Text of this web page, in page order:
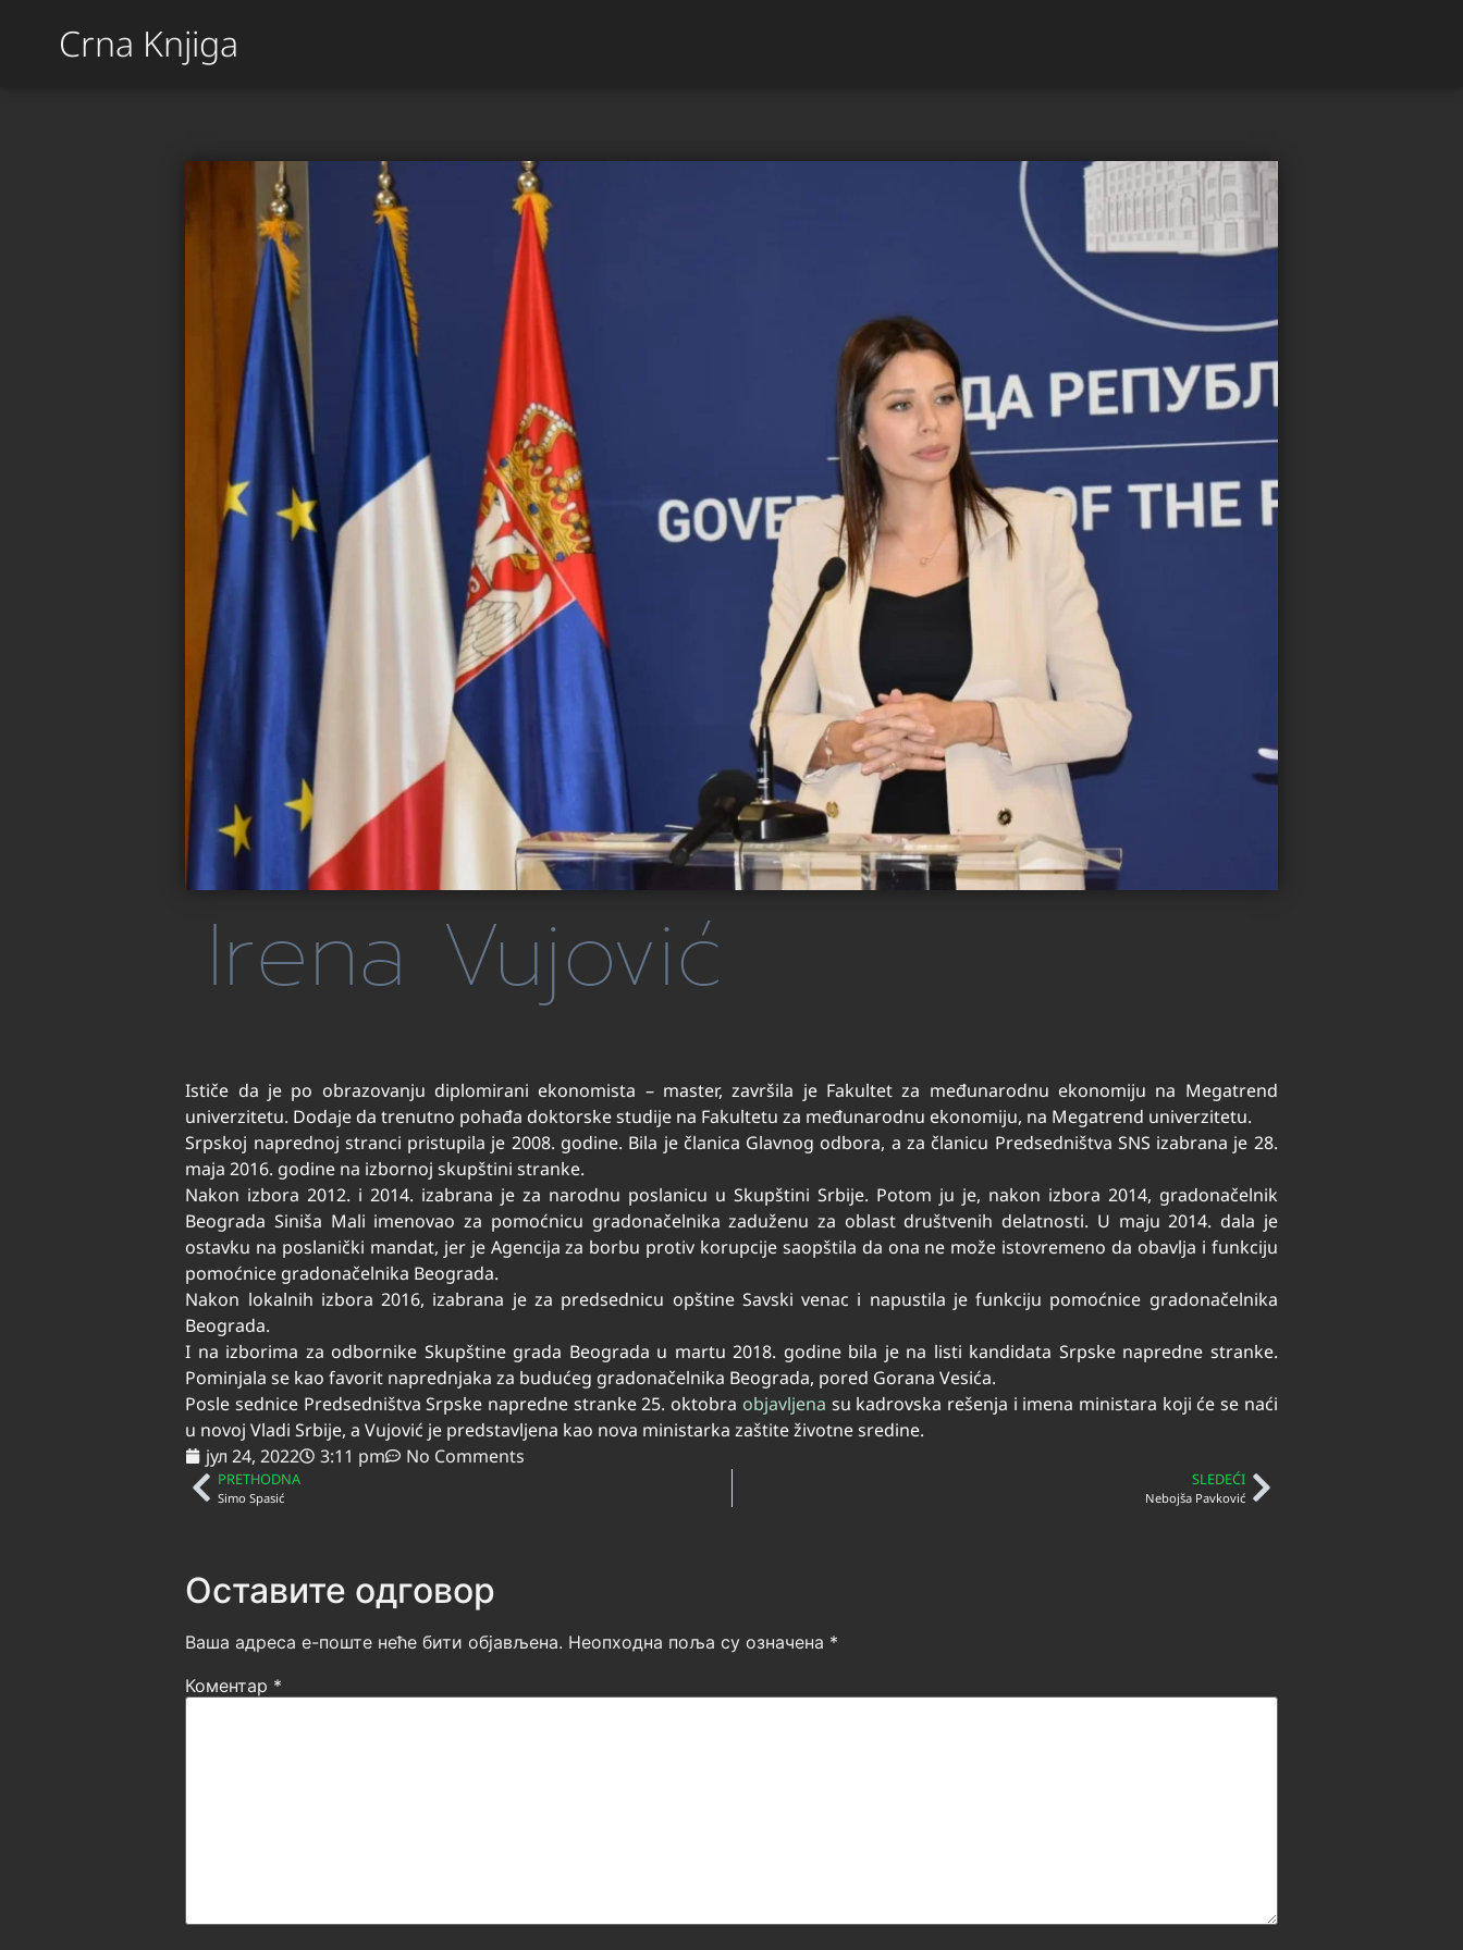
Crna Knjiga
Irena Vujović
Ističe da je po obrazovanju diplomirani ekonomista – master, završila je Fakultet za međunarodnu ekonomiju na Megatrend
univerzitetu. Dodaje da trenutno pohađa doktorske studije na Fakultetu za međunarodnu ekonomiju, na Megatrend univerzitetu.
Srpskoj naprednoj stranci pristupila je 2008. godine. Bila je članica Glavnog odbora, a za članicu Predsedništva SNS izabrana je 28.
maja 2016. godine na izbornoj skupštini stranke.
Nakon izbora 2012. i 2014. izabrana je za narodnu poslanicu u Skupštini Srbije. Potom ju je, nakon izbora 2014, gradonačelnik
Beograda Siniša Mali imenovao za pomoćnicu gradonačelnika zaduženu za oblast društvenih delatnosti. U maju 2014. dala je
ostavku na poslanički mandat, jer je Agencija za borbu protiv korupcije saopštila da ona ne može istovremeno da obavlja i funkciju
pomoćnice gradonačelnika Beograda.
Nakon lokalnih izbora 2016, izabrana je za predsednicu opštine Savski venac i napustila je funkciju pomoćnice gradonačelnika
Beograda.
I na izborima za odbornike Skupštine grada Beograda u martu 2018. godine bila je na listi kandidata Srpske napredne stranke.
Pominjala se kao favorit naprednjaka za budućeg gradonačelnika Beograda, pored Gorana Vesića.
Posle sednice Predsedništva Srpske napredne stranke 25. oktobra objavljena su kadrovska rešenja i imena ministara koji će se naći
u novoj Vladi Srbije, a Vujović je predstavljena kao nova ministarka zaštite životne sredine.
јул 24, 2022
3:11 pm No Comments
PRETHODNA
Simo Spasić
SLEDEĆI
Nebojša Pavković
Оставите одговор
Ваша адреса е-поште неће бити објављена. Неопходна поља су означена *
Коментар *